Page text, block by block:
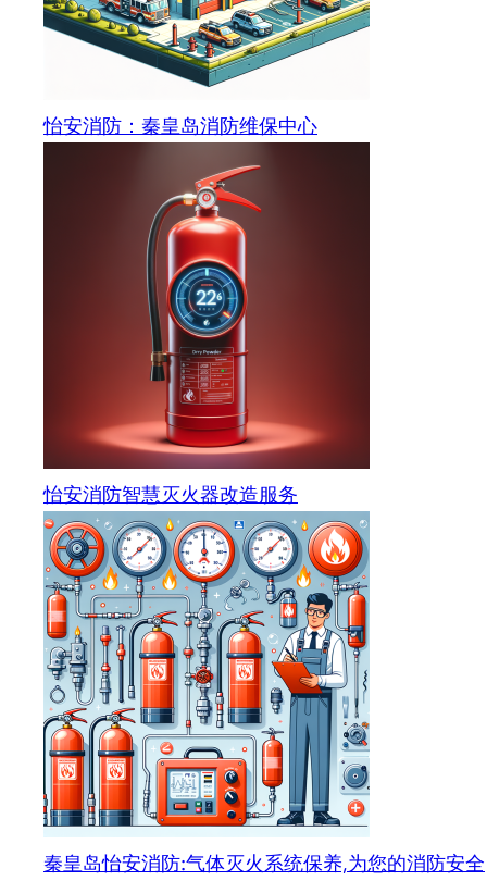
怡安消防：秦皇岛消防维保中心
怡安消防智慧灭火器改造服务
秦皇岛怡安消防:气体灭火系统保养,为您的消防安全